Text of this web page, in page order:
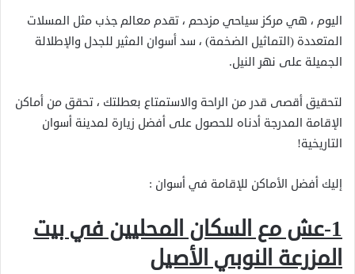
اليوم ، هي مركز سياحي مزدحم ، تقدم معالم جذب مثل المسلات
المتعددة (التماثيل الضخمة) ، سد أسوان المثير للجدل والإطلالة
الجميلة على نهر النيل.
لتحقيق أقصى قدر من الراحة والاستمتاع بعطلتك ، تحقق من أماكن
الإقامة المدرجة أدناه للحصول على أفضل زيارة لمدينة أسوان
التاريخية!
إليك أفضل الأماكن للإقامة في أسوان :
1-عش مع السكان المحليين في بيت
المزرعة النوبي الأصيل